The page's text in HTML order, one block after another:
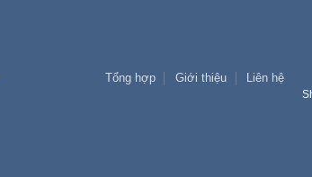
Tổng hợp Giới thiệu Liên hệ